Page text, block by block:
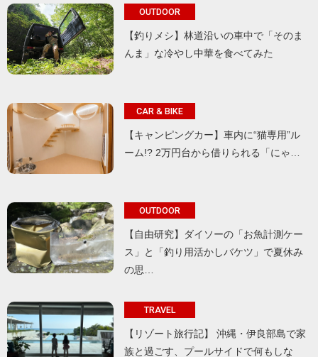
OUTDOOR
【釣りメシ】林道沿いの車中で「そのま
んま」な冷やし中華を食べてみた
CAR & BIKE
【キャンピングカー】車内に“猫専用”ル
ーム!? 2万円台から借りられる「にゃ…
OUTDOOR
【自由研究】ダイソーの「お魚計測ケー
ス」と「釣り用活かしバケツ」で夏休み
の思…
TRAVEL
【リゾート旅行記】 沖縄・伊良部島で家
族と過ごす、プールサイドで何もしな